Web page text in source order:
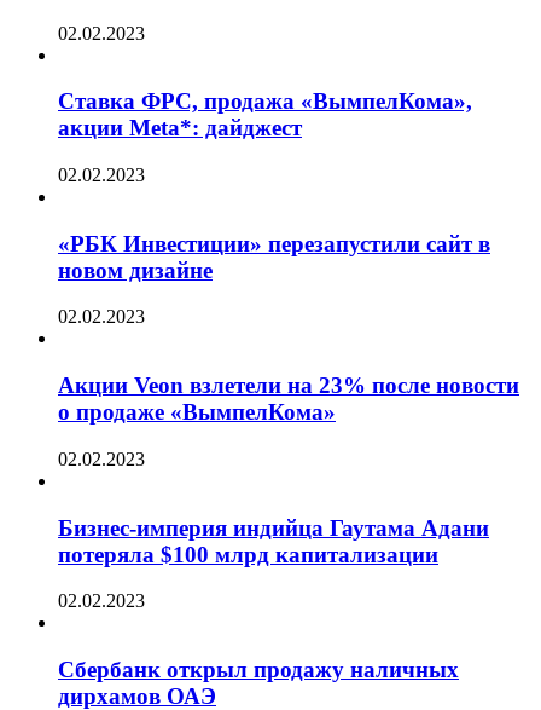
02.02.2023
Ставка ФРС, продажа «ВымпелКома»,
акции Meta*: дайджест
02.02.2023
«РБК Инвестиции» перезапустили сайт в
новом дизайне
02.02.2023
Акции Veon взлетели на 23% после новости
о продаже «ВымпелКома»
02.02.2023
Бизнес-империя индийца Гаутама Адани
потеряла $100 млрд капитализации
02.02.2023
Сбербанк открыл продажу наличных
дирхамов ОАЭ